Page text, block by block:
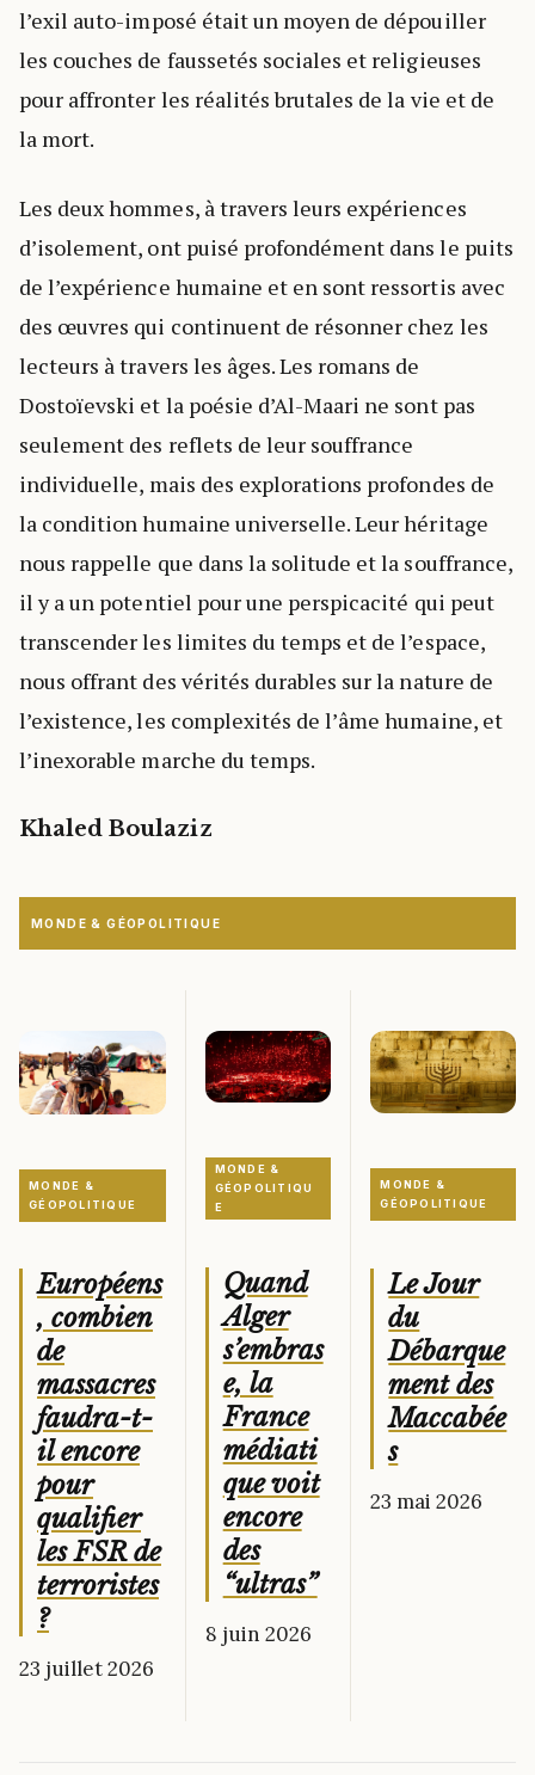
l’exil auto-imposé était un moyen de dépouiller
les couches de faussetés sociales et religieuses
pour affronter les réalités brutales de la vie et de
la mort.
Les deux hommes, à travers leurs expériences
d’isolement, ont puisé profondément dans le puits
de l’expérience humaine et en sont ressortis avec
des œuvres qui continuent de résonner chez les
lecteurs à travers les âges. Les romans de
Dostoïevski et la poésie d’Al-Maari ne sont pas
seulement des reflets de leur souffrance
individuelle, mais des explorations profondes de
la condition humaine universelle. Leur héritage
nous rappelle que dans la solitude et la souffrance,
il y a un potentiel pour une perspicacité qui peut
transcender les limites du temps et de l’espace,
nous offrant des vérités durables sur la nature de
l’existence, les complexités de l’âme humaine, et
l’inexorable marche du temps.
Khaled Boulaziz
MONDE & GÉOPOLITIQUE
MONDE &
GÉOPOLITIQUE
Européens
, combien
de
massacres
faudra-t-
il encore
pour
qualifier
les FSR de
terroristes
?
23 juillet 2026
MONDE &
GÉOPOLITIQU
E
Quand
Alger
s’embras
e, la
France
médiati
que voit
encore
des
“ultras”
8 juin 2026
MONDE &
GÉOPOLITIQUE
Le Jour
du
Débarque
ment des
Maccabée
s
23 mai 2026